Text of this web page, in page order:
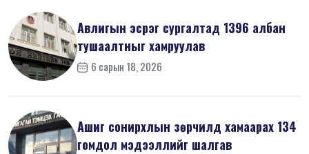
Авлигын эсрэг сургалтад 1396 албан
тушаалтныг хамруулав
6 сарын 18, 2026
Ашиг сонирхлын зөрчилд хамаарах 134
гомдол мэдээллийг шалгав